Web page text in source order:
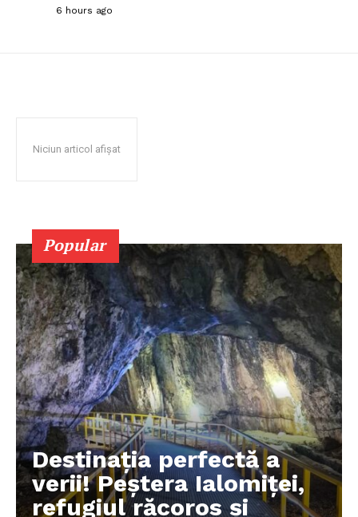
6 hours ago
Niciun articol afișat
Popular
Destinația perfectă a
verii! Peștera Ialomiței,
refugiul răcoros și